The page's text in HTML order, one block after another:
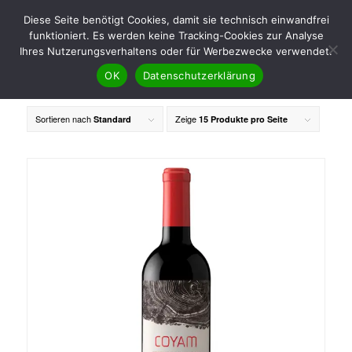
Sortieren nach Standard Zeige 15 Produkte pro Seite
Diese Seite benötigt Cookies, damit sie technisch einwandfrei
funktioniert. Es werden keine Tracking-Cookies zur Analyse
Ihres Nutzerungsverhaltens oder für Werbezwecke verwendet.
OK
Datenschutzerklärung